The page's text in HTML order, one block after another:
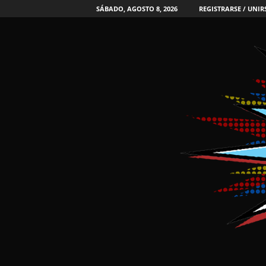
SÁBADO, AGOSTO 8, 2026 REGISTRARSE /